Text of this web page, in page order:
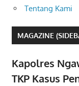
Tentang Kami
MAGAZINE
Kapolres
TKP Kasus